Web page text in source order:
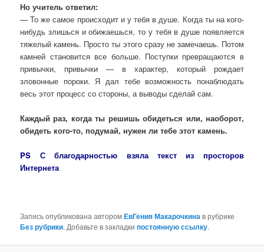
Но учитель ответил:
— То же самое происходит и у тебя в душе. Когда ты на кого-
нибудь злишься и обижаешься, то у тебя в душе появляется
тяжелый камень. Просто ты этого сразу не замечаешь. Потом
камней становится все больше. Поступки превращаются в
привычки, привычки — в характер, который рождает
зловонные пороки. Я дал тебе возможность понаблюдать
весь этот процесс со стороны, а выводы сделай сам.
Каждый раз, когда ты решишь обидеться или, наоборот,
обидеть кого-то, подумай, нужен ли тебе этот камень.
PS С благодарностью взяла текст из просторов
Интернета
Запись опубликована авторомЕвГения Макарочкинав рубрике
Без рубрики. Добавьте в закладкипостоянную ссылку.